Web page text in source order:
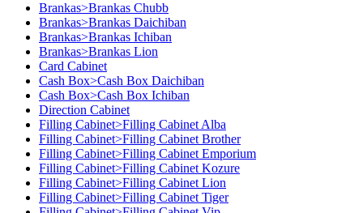
Brankas>Brankas Chubb
Brankas>Brankas Daichiban
Brankas>Brankas Ichiban
Brankas>Brankas Lion
Card Cabinet
Cash Box>Cash Box Daichiban
Cash Box>Cash Box Ichiban
Direction Cabinet
Filling Cabinet>Filling Cabinet Alba
Filling Cabinet>Filling Cabinet Brother
Filling Cabinet>Filling Cabinet Emporium
Filling Cabinet>Filling Cabinet Kozure
Filling Cabinet>Filling Cabinet Lion
Filling Cabinet>Filling Cabinet Tiger